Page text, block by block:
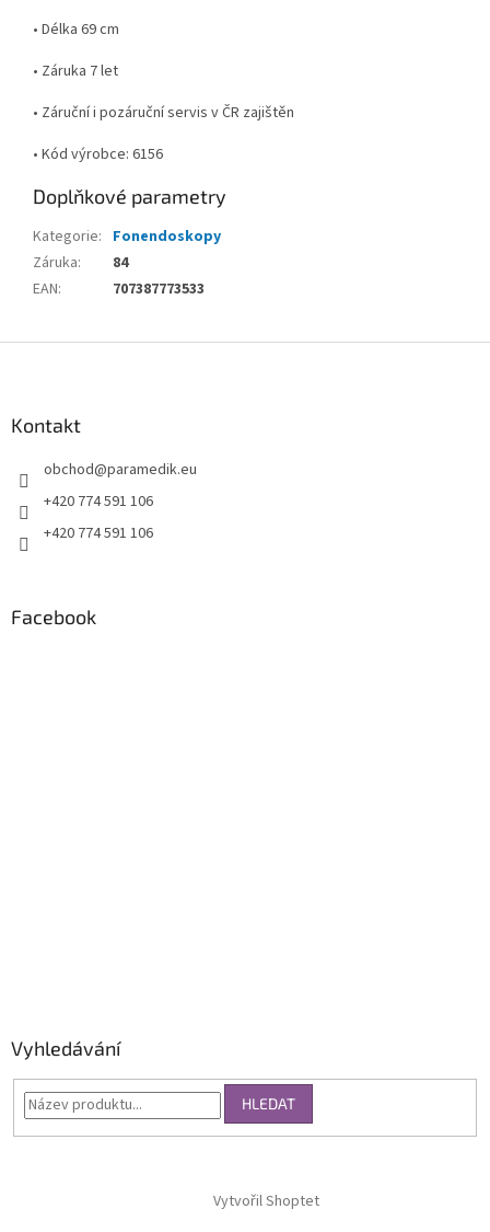
• Délka 69 cm
• Záruka 7 let
• Záruční i pozáruční servis v ČR zajištěn
• Kód výrobce: 6156
Doplňkové parametry
Kategorie: Fonendoskopy
Záruka:
84
EAN: 707387773533
Kontakt
obchod@paramedik.eu
+420 774 591 106
+420 774 591 106
Facebook
Vyhledávání
HLEDAT
Vytvořil Shoptet